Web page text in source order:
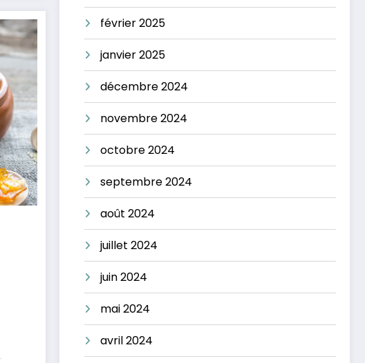
février 2025
janvier 2025
décembre 2024
novembre 2024
octobre 2024
septembre 2024
août 2024
juillet 2024
juin 2024
mai 2024
avril 2024